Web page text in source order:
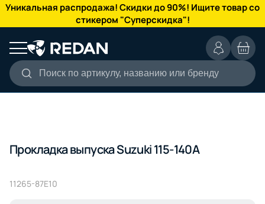
Уникальная распродажа! Скидки до 90%! Ищите товар со
стикером "Суперскидка"!
Поиск по артикулу, названию или бренду
КАТАЛОГ
Прокладка выпуска Suzuki 115-140A
11265-87E10